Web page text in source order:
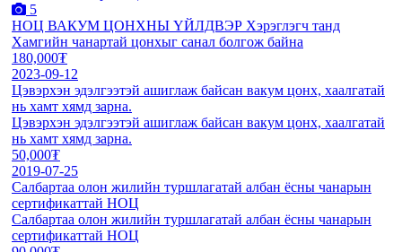
5
НОЦ ВАКУМ ЦОНХНЫ ҮЙЛДВЭР Хэрэглэгч танд
Хамгийн чанартай цонхыг санал болгож байна
180,000₮
2023-09-12
Цэвэрхэн эдэлгээтэй ашиглаж байсан вакум цонх, хаалгатай
нь хамт хямд зарна.
Цэвэрхэн эдэлгээтэй ашиглаж байсан вакум цонх, хаалгатай
нь хамт хямд зарна.
50,000₮
2019-07-25
Салбартаа олон жилийн туршлагатай албан ёсны чанарын
сертификаттай НОЦ
Салбартаа олон жилийн туршлагатай албан ёсны чанарын
сертификаттай НОЦ